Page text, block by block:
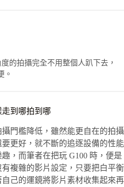
的拍攝完全不用整個人趴下去，
。
到哪拍到哪
門檻降低，雖然能更自在的拍攝
更好，就不斷的追逐設備的性能
，而筆者在把玩 G100 時，便是
複雜的影片設定，只要把白平衡
己的運鏡將影片素材收集起來再